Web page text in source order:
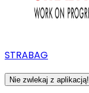
STRABAG
Nie zwlekaj z aplikacją!